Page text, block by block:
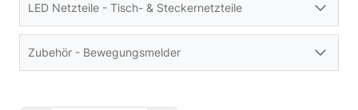
LED Netzteile - Tisch- & Steckernetzteile
Zubehör - Bewegungsmelder